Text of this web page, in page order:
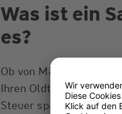
Was ist ein
es?
Ob von März oder von
Ihren Oldtimer für
Steuer sparen. Das